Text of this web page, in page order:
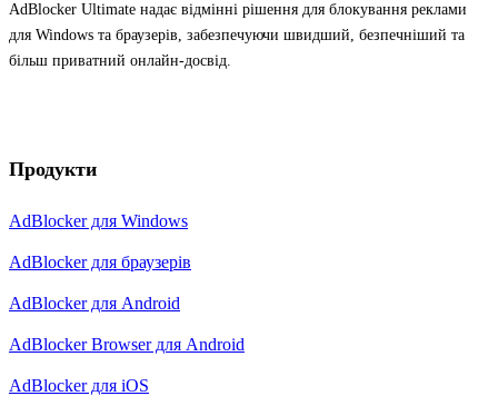
AdBlocker Ultimate надає відмінні рішення для блокування реклами
для Windows та браузерів, забезпечуючи швидший, безпечніший та
більш приватний онлайн-досвід.
Продукти
AdBlocker для Windows
AdBlocker для браузерів
AdBlocker для Android
AdBlocker Browser для Android
AdBlocker для iOS